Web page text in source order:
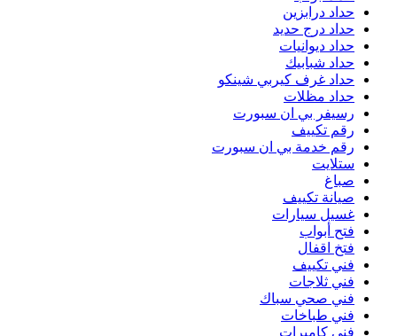
حداد درابزين
حداد درج حديد
حداد ديوانيات
حداد شبابيك
حداد غرف كيربي شينكو
حداد مظلات
رسيفر بي ان سبورت
رقم تكييف
رقم خدمة بي ان سبورت
ستلايت
صباغ
صيانة تكييف
غسيل سيارات
فتح أبواب
فتخ اقفال
فني تكييف
فني ثلاجات
فني صحي سباك
فني طباخات
فني كاميرات